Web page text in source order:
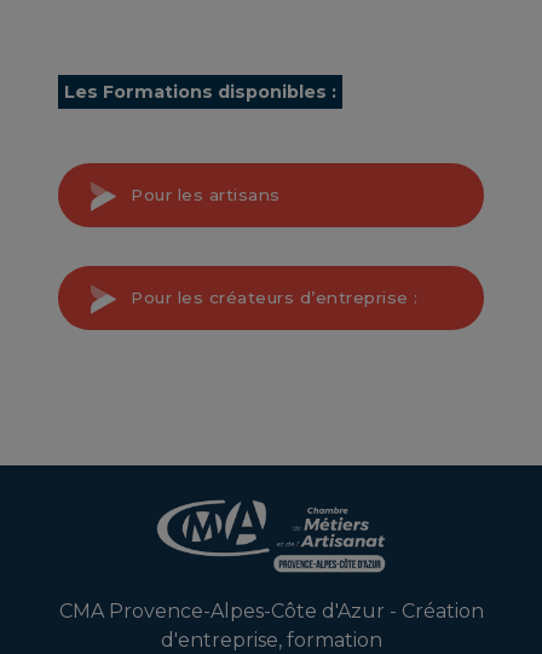
Les Formations disponibles :
Pour les artisans
Prospecter et fidéliser
ma clientèle
Réussir ma stratégie
Pour les créateurs d’entreprise :
d'entreprise
Consolider son projet
CMA Provence-Alpes-Côte d'Azur - Création
d'entreprise, formation